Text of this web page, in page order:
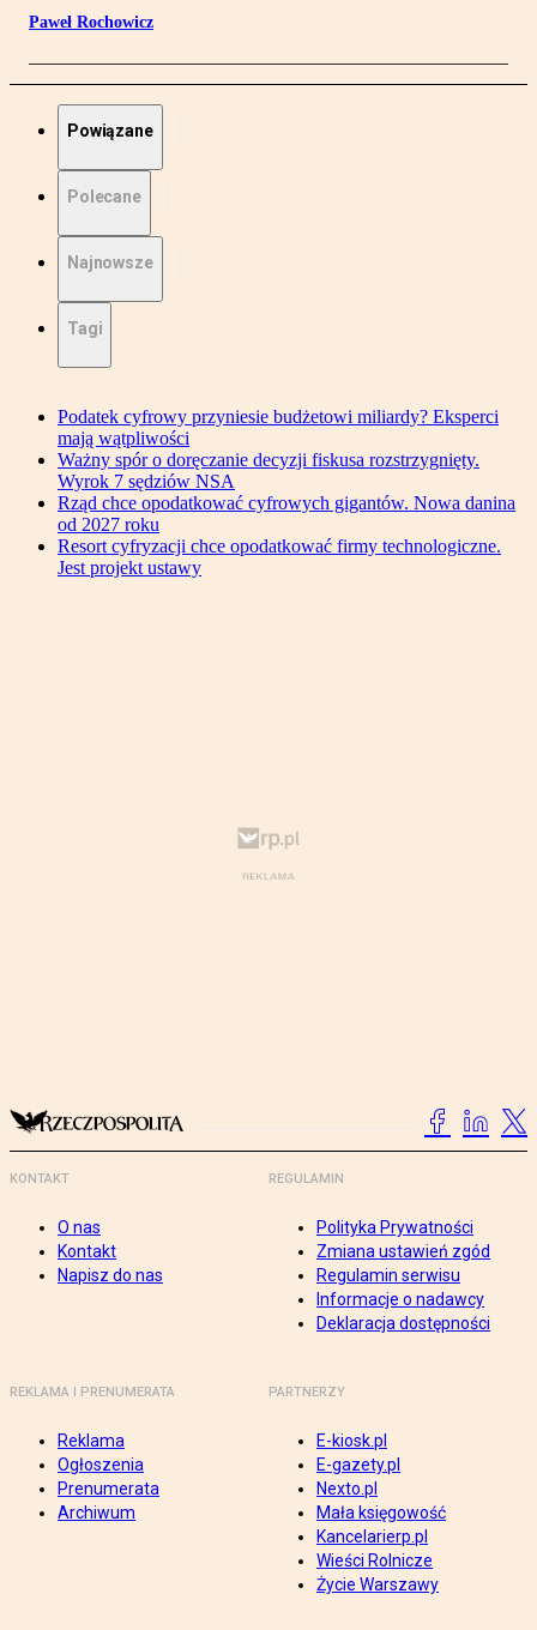
Paweł Rochowicz
Powiązane
Polecane
Najnowsze
Tagi
Podatek cyfrowy przyniesie budżetowi miliardy? Eksperci
mają wątpliwości
Ważny spór o doręczanie decyzji fiskusa rozstrzygnięty.
Wyrok 7 sędziów NSA
Rząd chce opodatkować cyfrowych gigantów. Nowa danina
od 2027 roku
Resort cyfryzacji chce opodatkować firmy technologiczne.
Jest projekt ustawy
KONTAKT
O nas
Kontakt
Napisz do nas
REGULAMIN
Polityka Prywatności
Zmiana ustawień zgód
Regulamin serwisu
Informacje o nadawcy
Deklaracja dostępności
REKLAMA I PRENUMERATA
Reklama
Ogłoszenia
Prenumerata
Archiwum
PARTNERZY
E-kiosk.pl
E-gazety.pl
Nexto.pl
Mała księgowość
Kancelarierp.pl
Wieści Rolnicze
Życie Warszawy